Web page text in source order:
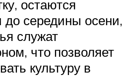
остаются
середины осени,
служат
что позволяет
культуру в